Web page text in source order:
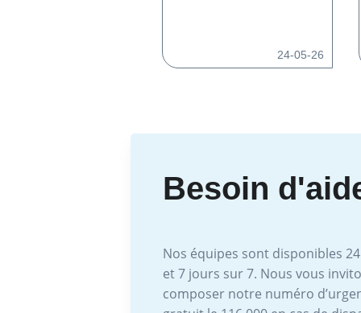
24-05-26
Besoin
Nos équipes sont disponibles
et 7 jours sur 7. Nous vous
composer notre numéro